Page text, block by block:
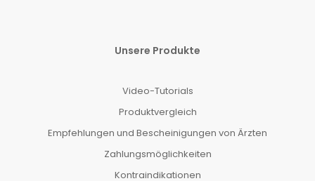
Unsere Produkte
Video-Tutorials
Produktvergleich
Empfehlungen und Bescheinigungen von Ärzten
Zahlungsmöglichkeiten
Kontraindikationen